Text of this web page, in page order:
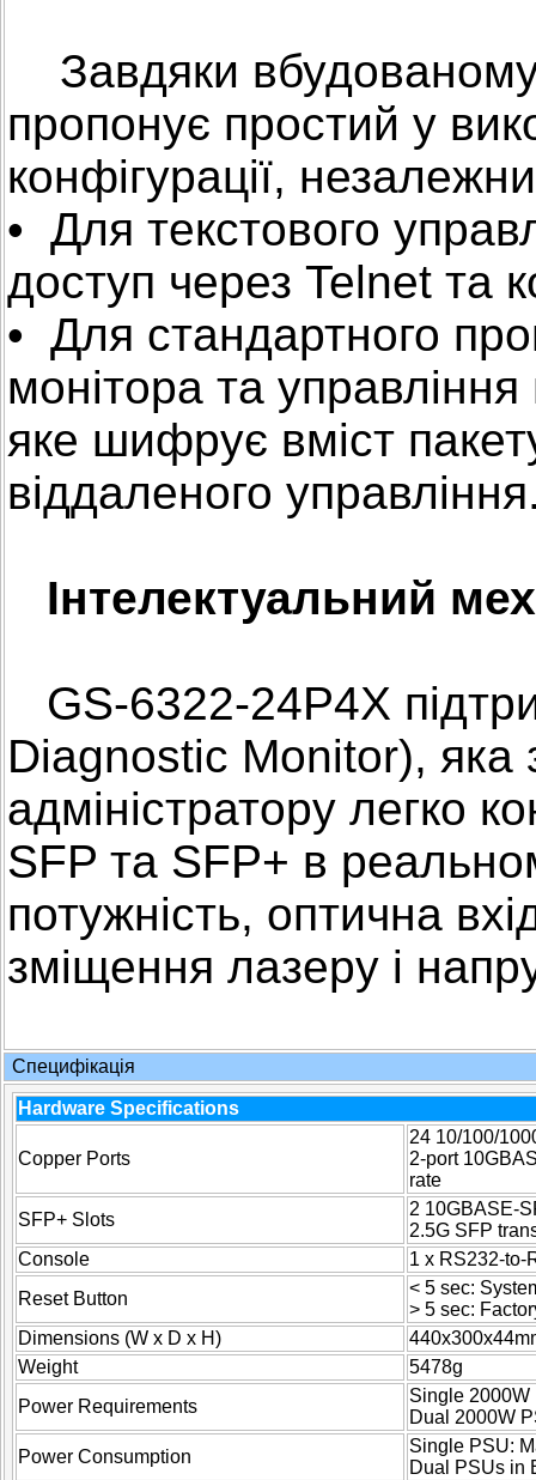
Завдяки вбудованому
пропонує простий у
конфігурації,
• Для текстового
доступ через Telnet та
• Для стандартного
монітора та
яке шифрує вміст
віддаленого
Інтелектуальний
GS-6322-24P4X
Diagnostic Monitor),
адміністратору легко
SFP та SFP+ в
потужність, оптична
зміщення лазеру і
Специфікація
Hardware Specifications
Copper Ports
24 10/100/
2-port
rate
SFP+ Slots
2 10GBASE-
2.5G SFP
Console
1 x RS232-to-
Reset Button
< 5 sec:
> 5 sec:
Dimensions (W x D x H)
Weight
5478g
Power Requirements
Single 2000W
Dual 2000W
Power Consumption
Single PSU:
Dual PSUs in